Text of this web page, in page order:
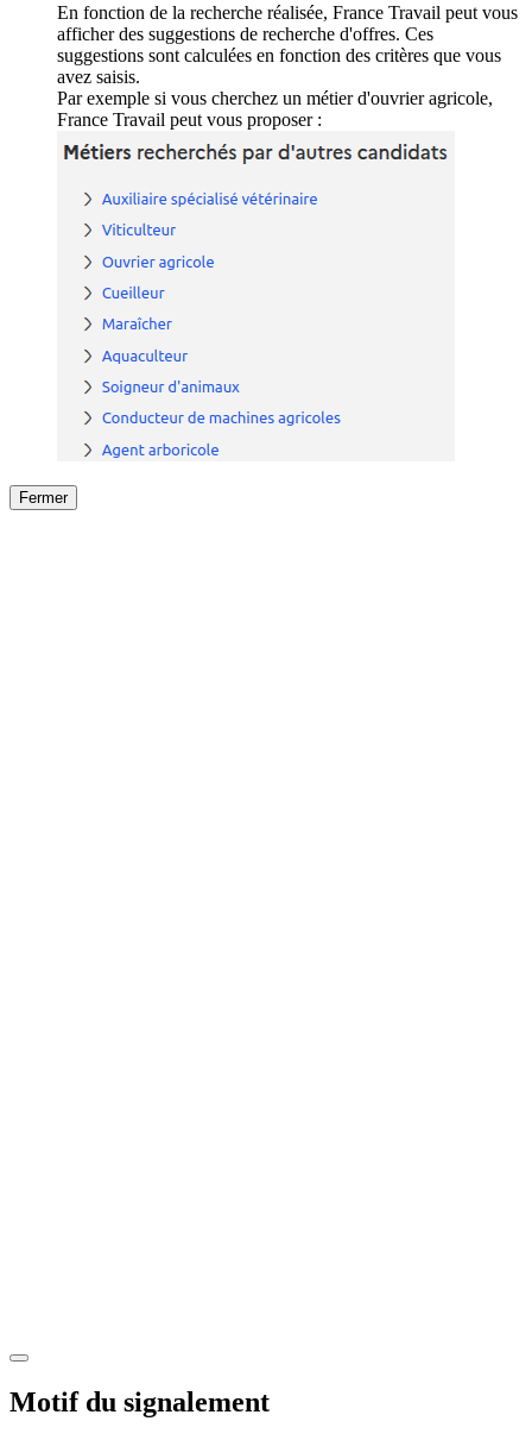
En fonction de la recherche réalisée, France Travail peut vous
afficher des suggestions de recherche d'offres. Ces
suggestions sont calculées en fonction des critères que vous
avez saisis.
Par exemple si vous cherchez un métier d'ouvrier agricole,
France Travail peut vous proposer :
Fermer
Motif du signalement